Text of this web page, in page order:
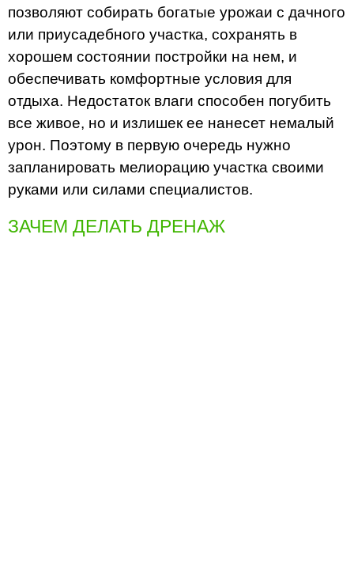
позволяют собирать богатые урожаи с дачного
или приусадебного участка, сохранять в
хорошем состоянии постройки на нем, и
обеспечивать комфортные условия для
отдыха. Недостаток влаги способен погубить
все живое, но и излишек ее нанесет немалый
урон. Поэтому в первую очередь нужно
запланировать мелиорацию участка своими
руками или силами специалистов.
ЗАЧЕМ ДЕЛАТЬ ДРЕНАЖ